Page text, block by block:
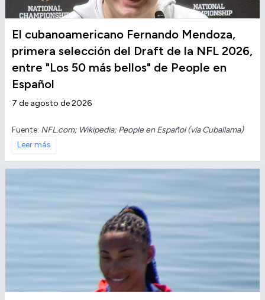
El cubanoamericano Fernando Mendoza,
primera selección del Draft de la NFL 2026,
entre "Los 50 más bellos" de People en
Español
7 de agosto de 2026
Fuente: NFL.com; Wikipedia; People en Español (vía Cuballama)
Leer más